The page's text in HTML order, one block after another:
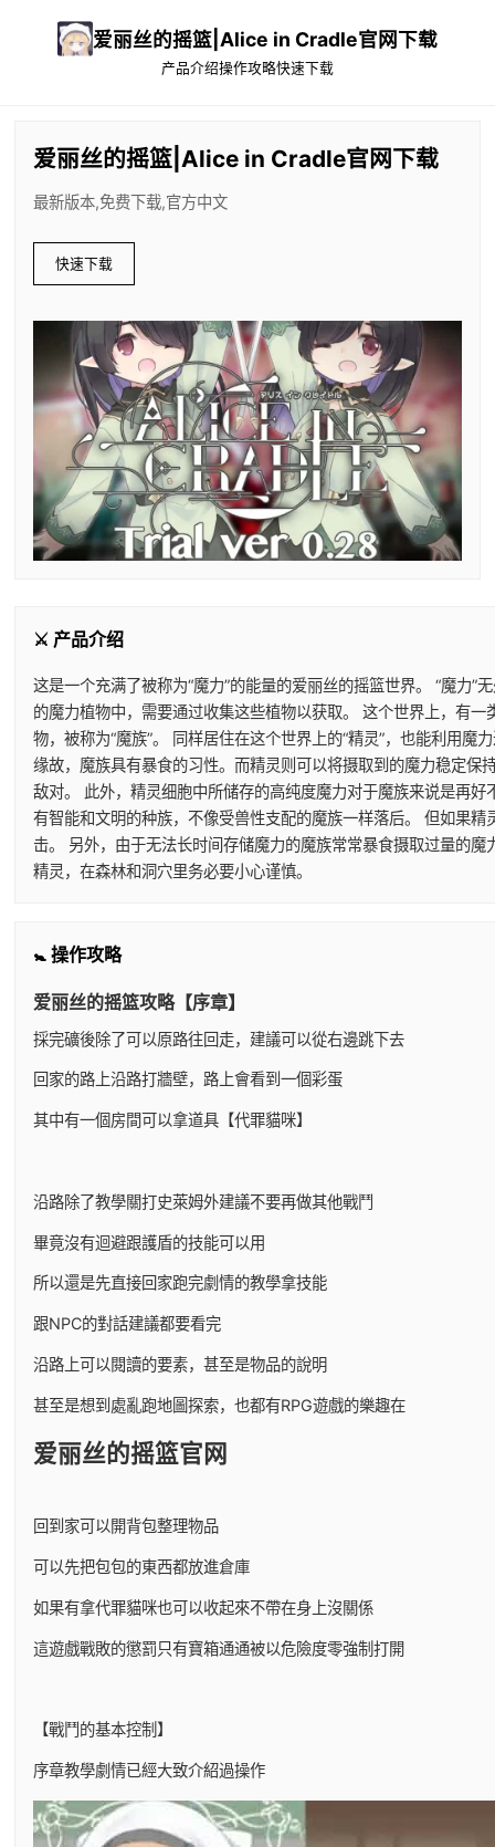
爱丽丝的摇篮|Alice in Cradle官网下载
产品介绍操作攻略快速下载
爱丽丝的摇篮|Alice in Cradle官网下载
最新版本,免费下载,官方中文
快速下载
⚔️ 产品介绍
这是一个充满了被称为“魔力”的能量的爱丽丝的摇篮世界。 “魔力
的魔力植物中，需要通过收集这些植物以获取。 这个世界上，有
物，被称为“魔族”。 同样居住在这个世界上的“精灵”，也能利用
缘故，魔族具有暴食的习性。而精灵则可以将摄取到的魔力稳定
敌对。 此外，精灵细胞中所储存的高纯度魔力对于魔族来说是再
有智能和文明的种族，不像受兽性支配的魔族一样落后。 但如果
击。 另外，由于无法长时间存储魔力的魔族常常暴食摄取过量的
精灵，在森林和洞穴里务必要小心谨慎。
🚼 操作攻略
爱丽丝的摇篮攻略【序章】
採完礦後除了可以原路往回走，建議可以從右邊跳下去
回家的路上沿路打牆壁，路上會看到一個彩蛋
其中有一個房間可以拿道具【代罪貓咪】
沿路除了教學關打史萊姆外建議不要再做其他戰鬥
畢竟沒有迴避跟護盾的技能可以用
所以還是先直接回家跑完劇情的教學拿技能
跟NPC的對話建議都要看完
沿路上可以閱讀的要素，甚至是物品的說明
甚至是想到處亂跑地圖探索，也都有RPG遊戲的樂趣在
爱丽丝的摇篮官网
回到家可以開背包整理物品
可以先把包包的東西都放進倉庫
如果有拿代罪貓咪也可以收起來不帶在身上沒關係
這遊戲戰敗的懲罰只有寶箱通通被以危險度零強制打開
【戰鬥的基本控制】
序章教學劇情已經大致介紹過操作